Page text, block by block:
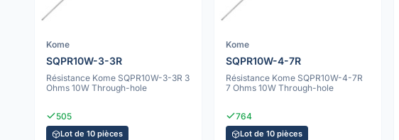
Kome
SQPR10W-3-3R
Résistance Kome SQPR10W-3-3R 3
Ohms 10W Through-hole
505
Lot de 10 pièces
Kome
SQPR10W-4-7R
Résistance Kome SQPR10W-4-7R
7 Ohms 10W Through-hole
764
Lot de 10 pièces